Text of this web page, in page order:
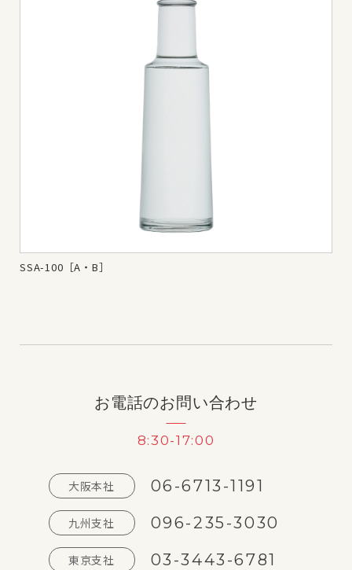
SSA-100［A・B］
お電話のお問い合わせ
8:30-17:00
大阪本社 06-6713-1191
九州支社 096-235-3030
東京支社 03-3443-6781